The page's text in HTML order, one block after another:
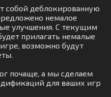
собой деблокированную
немалое
улучшения. С текущим
прилагать немалые
возможно будут
почаще, а мы сделаем
для ваших игр